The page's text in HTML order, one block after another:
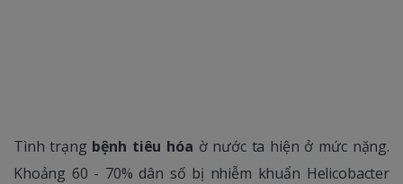
Tình trạng bệnh tiêu hóa ờ nước ta hiện ở mức nặng.
Khoảng 60 - 70% dân số bị nhiễm khuẩn Helicobacter